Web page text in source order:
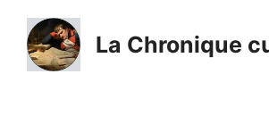
contenu
La Chronique